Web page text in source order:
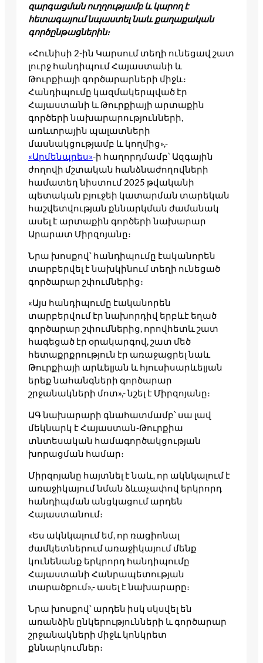
զարգացման ուղղությամբ և կարող է
հետագայում նպաստել նաև քաղաքական
գործընթացներին։
«Հունիսի 2-ին Կարսում տեղի ունեցավ շատ
լուրջ հանդիպում Հայաստանի և
Թուրքիայի գործարարների միջև։
Հանդիպումը կազմակերպված էր
Հայաստանի և Թուրքիայի արտաքին
գործերի նախարարությունների,
առևտրային պալատների
մասնակցությամբ և կողմից»,-
«Արմենպրես»-ի հաղորդմամբ՝ Ազգային
ժողովի մշտական հանձնաժողովների
համատեղ նիստում 2025 թվականի
պետական բյուջեի կատարման տարեկան
հաշվետվության քննարկման ժամանակ
ասել է արտաքին գործերի նախարար
Արարատ Միրզոյանը։
Նրա խոսքով՝ հանդիպումը էականորեն
տարբերվել է նախկինում տեղի ունեցած
գործարար շփումներից։
«Այս հանդիպումը էականորեն
տարբերվում էր նախորդիվ երբևէ եղած
գործարար շփումներից, որովհետև շատ
հագեցած էր օրակարգով, շատ մեծ
հետաքրքրություն էր առաջացրել նաև
Թուրքիայի արևելյան և հյուսիսարևելյան
երեք նահանգների գործարար
շրջանակների մոտ»,- նշել է Միրզոյանը։
ԱԳ նախարարի գնահատմամբ՝ սա լավ
մեկնարկ է Հայաստան-Թուրքիա
տնտեսական համագործակցության
խորացման համար։
Միրզոյանը հայտնել է նաև, որ ակնկալում է
առաջիկայում նման ձևաչափով երկրորդ
հանդիպման անցկացում արդեն
Հայաստանում։
«Ես ակնկալում եմ, որ ռացիոնալ
ժամկետներում առաջիկայում մենք
կունենանք երկրորդ հանդիպումը
Հայաստանի Հանրապետության
տարածքում»,- ասել է նախարարը։
Նրա խոսքով՝ արդեն իսկ սկսվել են
առանձին ընկերությունների և գործարար
շրջանակների միջև կոնկրետ
քննարկումներ։